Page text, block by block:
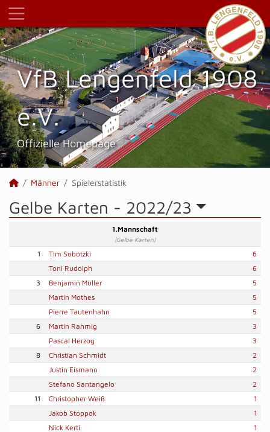
VfB Lengenfeld 1908
e.V.
Offizielle Homepage
Männer Spielerstatistik
Gelbe Karten - 2022/23
1.Mannschaft
(Gelbe Karten)
1 Tim Sobotzki
6
Toni Rudolph
6
3
Benjamin Müller
5
Martin Mothes
5
Pierre Tautenhahn
5
6
Martin Rahmig
3
Pascal Herzog
3
8
Christian Schmidt
2
Justin Eismann
2
Stefano Santangelo
2
11
Christopher Weiß
1
Jakob Stoppok
1
Nick Kerti
1